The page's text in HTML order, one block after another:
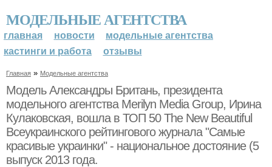
МОДЕЛЬНЫЕ АГЕНТСТВА
главная новости
модельные агентства
кастинги и работа
отзывы
Главная » Модельные агентства
Модель Александры Британь, президента
модельного агентства Merilyn Media Group, Ирина
Кулаковская, вошла в ТОП 50 The New Beautiful
Всеукраинского рейтингового журнала "Самые
красивые украинки" - национальное достояние (5
выпуск 2013 года.